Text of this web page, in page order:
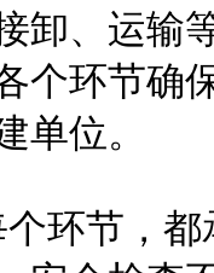
卸、运输
个环节确
单位。
节，都